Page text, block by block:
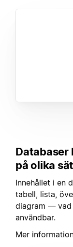
Databaser
på olika
Innehållet i en
tabell, lista,
diagram — vad
användbar.
Mer